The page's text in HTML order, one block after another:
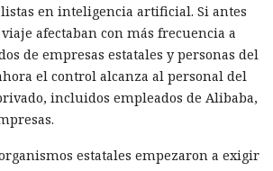
en inteligencia artificial. Si antes
afectaban con más frecuencia a
de empresas estatales y personas del
el control alcanza al personal del
incluidos empleados de Alibaba,
estatales empezaron a exigir